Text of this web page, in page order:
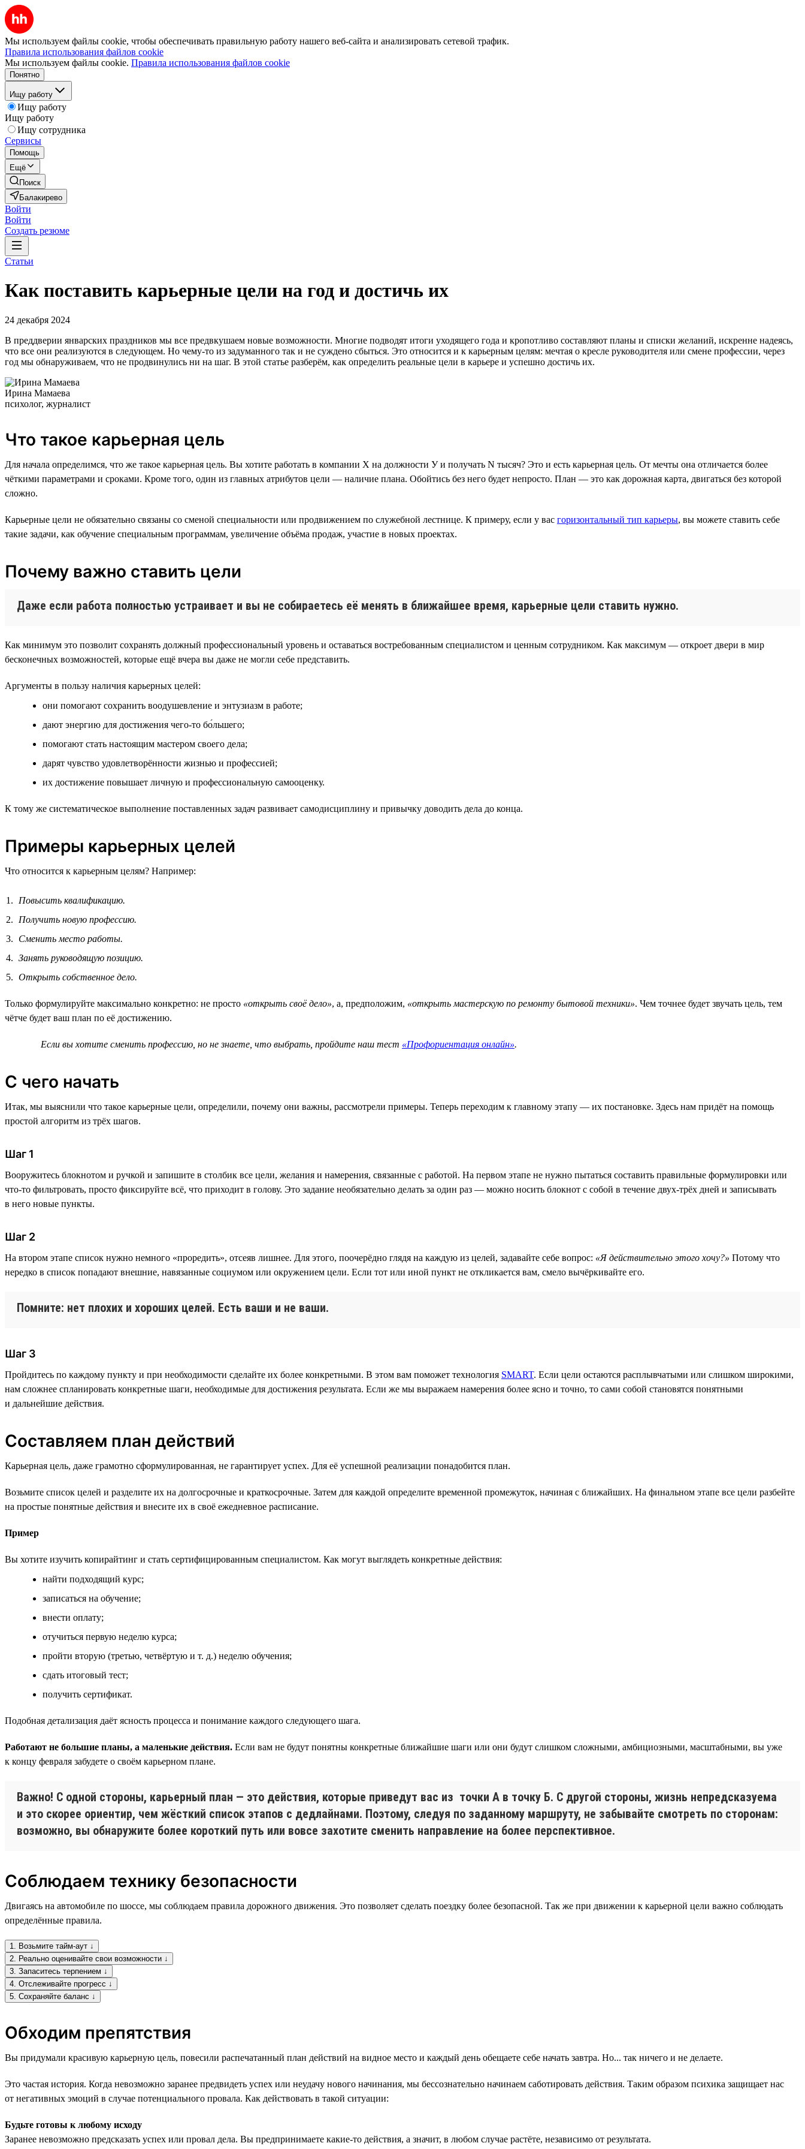
Мы используем файлы cookie, чтобы обеспечивать правильную работу нашего веб-сайта и анализировать сетевой трафик.
Правила использования файлов cookie
Мы используем файлы cookie. Правила использования файлов cookie
Понятно
Ищу работу
Ищу работу
Ищу работу
Ищу сотрудника
Сервисы
Помощь
Ещё
Поиск
Балакирево
Войти
Войти
Создать резюме
Статьи
Как поставить карьерные цели на год и достичь их
24 декабря 2024
В преддверии январских праздников мы все предвкушаем новые возможности. Многие подводят итоги уходящего года и кропотливо составляют планы и списки желаний, искренне надеясь,
что все они реализуются в следующем. Но чему-то из задуманного так и не суждено сбыться. Это относится и к карьерным целям: мечтая о кресле руководителя или смене профессии, через
год мы обнаруживаем, что не продвинулись ни на шаг. В этой статье разберём, как определить реальные цели в карьере и успешно достичь их.
Ирина Мамаева
психолог, журналист
Что такое карьерная цель
Для начала определимся, что же такое карьерная цель. Вы хотите работать в компании Х на должности У и получать N тысяч? Это и есть карьерная цель. От мечты она отличается более
чёткими параметрами и сроками. Кроме того, один из главных атрибутов цели — наличие плана. Обойтись без него будет непросто. План — это как дорожная карта, двигаться без которой
сложно.
Карьерные цели не обязательно связаны со сменой специальности или продвижением по служебной лестнице. К примеру, если у вас горизонтальный тип карьеры, вы можете ставить себе
такие задачи, как обучение специальным программам, увеличение объёма продаж, участие в новых проектах.
Почему важно ставить цели
Даже если работа полностью устраивает и вы не собираетесь её менять в ближайшее время, карьерные цели ставить нужно.
Как минимум это позволит сохранять должный профессиональный уровень и оставаться востребованным специалистом и ценным сотрудником. Как максимум — откроет двери в мир
бесконечных возможностей, которые ещё вчера вы даже не могли себе представить.
Аргументы в пользу наличия карьерных целей:
они помогают сохранить воодушевление и энтузиазм в работе;
дают энергию для достижения чего-то бо́льшего;
помогают стать настоящим мастером своего дела;
дарят чувство удовлетворённости жизнью и профессией;
их достижение повышает личную и профессиональную самооценку.
К тому же систематическое выполнение поставленных задач развивает самодисциплину и привычку доводить дела до конца.
Примеры карьерных целей
Что относится к карьерным целям? Например:
Повысить квалификацию.
Получить новую профессию.
Сменить место работы.
Занять руководящую позицию.
Открыть собственное дело.
Только формулируйте максимально конкретно: не просто «открыть своё дело», а, предположим, «открыть мастерскую по ремонту бытовой техники». Чем точнее будет звучать цель, тем
чётче будет ваш план по её достижению.
Если вы хотите сменить профессию, но не знаете, что выбрать, пройдите наш тест «Профориентация онлайн».
С чего начать
Итак, мы выяснили что такое карьерные цели, определили, почему они важны, рассмотрели примеры. Теперь переходим к главному этапу — их постановке. Здесь нам придёт на помощь
простой алгоритм из трёх шагов.
Шаг 1
Вооружитесь блокнотом и ручкой и запишите в столбик все цели, желания и намерения, связанные с работой. На первом этапе не нужно пытаться составить правильные формулировки или
что-то фильтровать, просто фиксируйте всё, что приходит в голову. Это задание необязательно делать за один раз — можно носить блокнот с собой в течение двух-трёх дней и записывать
в него новые пункты.
Шаг 2
На втором этапе список нужно немного «проредить», отсеяв лишнее. Для этого, поочерёдно глядя на каждую из целей, задавайте себе вопрос: «Я действительно этого хочу?» Потому что
нередко в список попадают внешние, навязанные социумом или окружением цели. Если тот или иной пункт не откликается вам, смело вычёркивайте его.
Помните: нет плохих и хороших целей. Есть ваши и не ваши.
Шаг 3
Пройдитесь по каждому пункту и при необходимости сделайте их более конкретными. В этом вам поможет технология SMART. Если цели остаются расплывчатыми или слишком широкими,
нам сложнее спланировать конкретные шаги, необходимые для достижения результата. Если же мы выражаем намерения более ясно и точно, то сами собой становятся понятными
и дальнейшие действия.
Составляем план действий
Карьерная цель, даже грамотно сформулированная, не гарантирует успех. Для её успешной реализации понадобится план.
Возьмите список целей и разделите их на долгосрочные и краткосрочные. Затем для каждой определите временной промежуток, начиная с ближайших. На финальном этапе все цели разбейте
на простые понятные действия и внесите их в своё ежедневное расписание.
Пример
Вы хотите изучить копирайтинг и стать сертифицированным специалистом. Как могут выглядеть конкретные действия:
найти подходящий курс;
записаться на обучение;
внести оплату;
отучиться первую неделю курса;
пройти вторую (третью, четвёртую и т. д.) неделю обучения;
сдать итоговый тест;
получить сертификат.
Подобная детализация даёт ясность процесса и понимание каждого следующего шага.
Работают не большие планы, а маленькие действия. Если вам не будут понятны конкретные ближайшие шаги или они будут слишком сложными, амбициозными, масштабными, вы уже
к концу февраля забудете о своём карьерном плане.
Важно! С одной стороны, карьерный план — это действия, которые приведут вас из точки А в точку Б. С другой стороны, жизнь непредсказуема
и это скорее ориентир, чем жёсткий список этапов с дедлайнами. Поэтому, следуя по заданному маршруту, не забывайте смотреть по сторонам:
возможно, вы обнаружите более короткий путь или вовсе захотите сменить направление на более перспективное.
Соблюдаем технику безопасности
Двигаясь на автомобиле по шоссе, мы соблюдаем правила дорожного движения. Это позволяет сделать поездку более безопасной. Так же при движении к карьерной цели важно соблюдать
определённые правила.
1. Возьмите тайм-аут ↓
2. Реально оценивайте свои возможности ↓
3. Запаситесь терпением ↓
4. Отслеживайте прогресс ↓
5. Сохраняйте баланс ↓
Обходим препятствия
Вы придумали красивую карьерную цель, повесили распечатанный план действий на видное место и каждый день обещаете себе начать завтра. Но... так ничего и не делаете.
Это частая история. Когда невозможно заранее предвидеть успех или неудачу нового начинания, мы бессознательно начинаем саботировать действия. Таким образом психика защищает нас
от негативных эмоций в случае потенциального провала. Как действовать в такой ситуации:
Будьте готовы к любому исходу
Заранее невозможно предсказать успех или провал дела. Вы предпринимаете какие-то действия, а значит, в любом случае растёте, независимо от результата.